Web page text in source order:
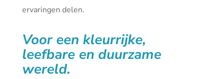
ervaringen delen.
Voor een kleurrijke,
leefbare en duurzame
wereld.